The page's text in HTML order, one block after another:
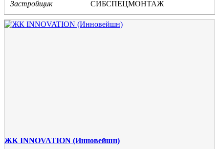
Застройщик
СИБСПЕЦМОНТАЖ
ЖК INNOVATION (Инновейшн)